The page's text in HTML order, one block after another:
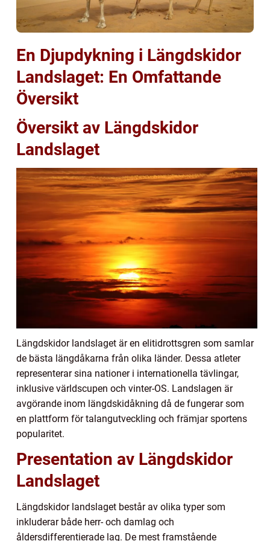
En Djupdykning i Längdskidor
Landslaget: En Omfattande
Översikt
Översikt av Längdskidor
Landslaget
Längdskidor landslaget är en elitidrottsgren som samlar
de bästa längdåkarna från olika länder. Dessa atleter
representerar sina nationer i internationella tävlingar,
inklusive världscupen och vinter-OS. Landslagen är
avgörande inom längdskidåkning då de fungerar som
en plattform för talangutveckling och främjar sportens
popularitet.
Presentation av Längdskidor
Landslaget
Längdskidor landslaget består av olika typer som
inkluderar både herr- och damlag och
åldersdifferentierade lag. De mest framstående